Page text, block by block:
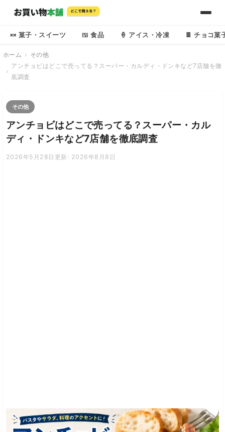
🍬 菓子・スイーツ 🍱 食品 🍦 アイス・冷凍 🍫 チョコ菓
ホーム
その他
アンチョビはどこで売ってる？スーパー・カルディ・ドンキなど7店舗を徹
底調査
その他
アンチョビはどこで売ってる？スーパー・カル
ディ・ドンキなど7店舗を徹底調査
2026年5月28日 更新: 2026年8月8日